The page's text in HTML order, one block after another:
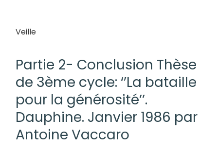
Veille
Partie 2- Conclusion Thèse
de 3ème cycle: ‘’La bataille
pour la générosité’’.
Dauphine. Janvier 1986 par
Antoine Vaccaro